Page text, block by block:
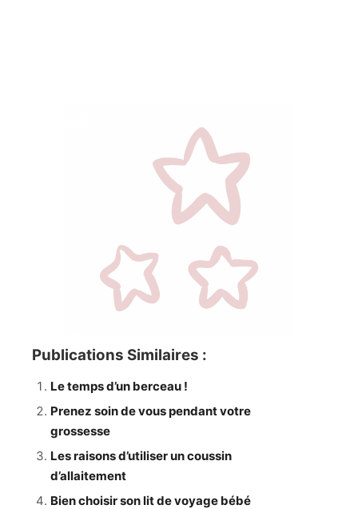
Publications Similaires :
Le temps d’un berceau !
Prenez soin de vous pendant votre
grossesse
Les raisons d’utiliser un coussin
d’allaitement
Bien choisir son lit de voyage bébé